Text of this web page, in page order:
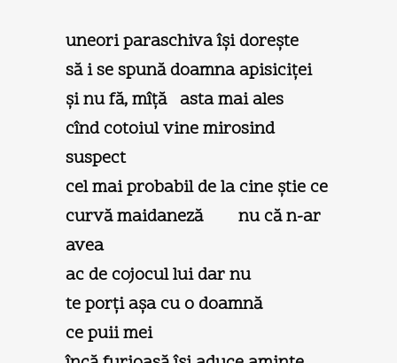
uneori paraschiva îşi doreşte
să i se spună doamna apisiciței
şi nu fă, mîță asta mai ales
cînd cotoiul vine mirosind
suspect
cel mai probabil de la cine ştie ce
curvă maidaneză nu că n-ar
avea
ac de cojocul lui dar nu
te porți aşa cu o doamnă
ce puii mei